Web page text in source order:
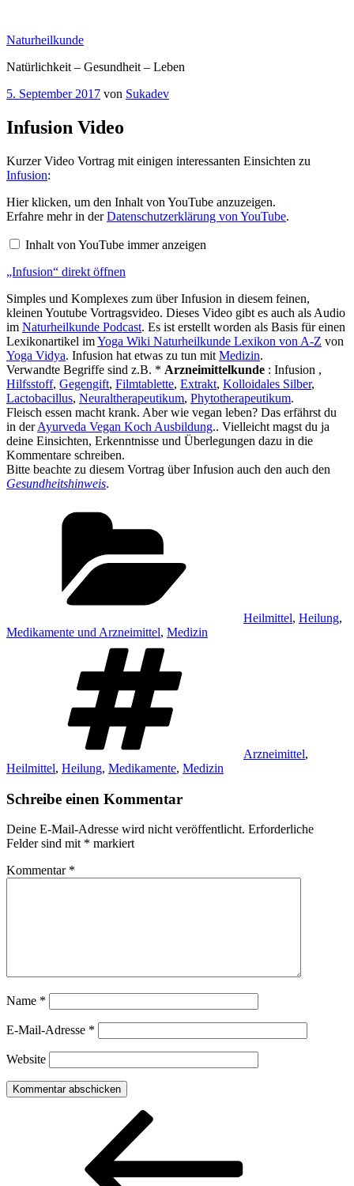
springen
Naturheilkunde
Natürlichkeit – Gesundheit – Leben
Veröffentlicht
5. September 2017 von Sukadev
Infusion Video
Kurzer Video Vortrag mit einigen interessanten Einsichten zu
Infusion:
„Infusion“
von
YouTube
Hier klicken, um den Inhalt von YouTube anzuzeigen.
Erfahre mehr in derDatenschutzerklärung von YouTube.
Inhalt von YouTube immer anzeigen
„Infusion“ direkt öffnen
Simples und Komplexes zum über Infusion in diesem feinen,
kleinen Youtube Vortragsvideo. Dieses Video gibt es auch als Audio
im Naturheilkunde Podcast. Es ist erstellt worden als Basis für einen
Lexikonartikel imYoga Wiki Naturheilkunde Lexikon von A-Z von
Yoga Vidya. Infusion hat etwas zu tun mit Medizin.
Verwandte Begriffe sind z.B. * Arzneimittelkunde : Infusion ,
Hilfsstoff, Gegengift, Filmtablette, Extrakt, Kolloidales Silber,
Lactobacillus, Neuraltherapeutikum, Phytotherapeutikum.
Fleisch essen macht krank. Aber wie vegan leben? Das erfährst du
in derAyurveda Vegan Koch Ausbildung.. Vielleicht magst du ja
deine Einsichten, Erkenntnisse und Überlegungen dazu in die
Kommentare schreiben.
Bitte beachte zu diesem Vortrag über Infusion auch den auch den
Gesundheitshinweis.
Heilmittel, Heilung,
Medikamente und Arzneimittel, Medizin
Arzneimittel,
Heilmittel, Heilung, Medikamente, Medizin
Schreibe einen Kommentar
Deine E-Mail-Adresse wird nicht veröffentlicht. Erforderliche
Felder sind mit * markiert
Kommentar *
Name *
E-Mail-Adresse *
Website
Beitragsnavigation